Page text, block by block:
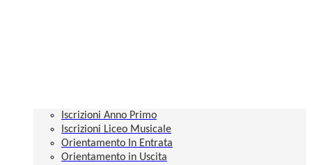
Iscrizioni Anno Primo
Iscrizioni Liceo Musicale
Orientamento In Entrata
Orientamento in Uscita